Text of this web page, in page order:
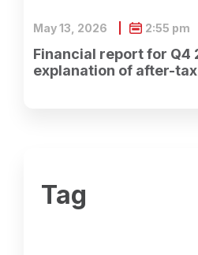
Financial report for Q4
explanation of after-
May 13, 2026 2:55 pm
Tag